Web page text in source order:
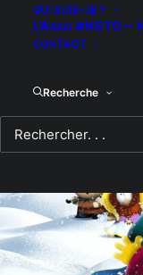
QUI SUIS-JE ?
L’Asso #NSTG
CONTACT
Recherche